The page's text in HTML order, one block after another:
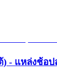
) - แหล่งช้